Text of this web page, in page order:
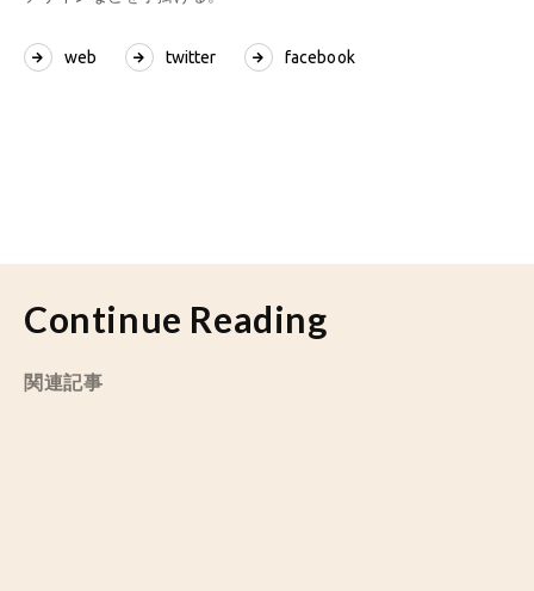
web twitter facebook
Continue Reading
関連記事